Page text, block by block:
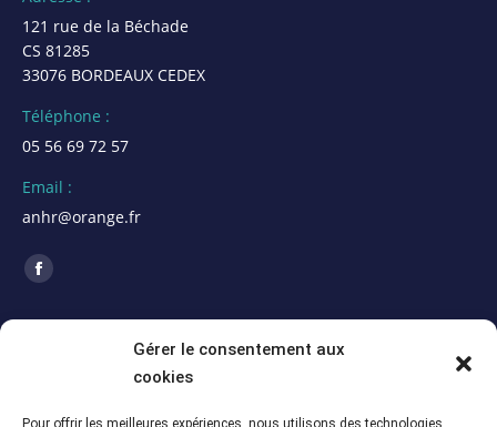
Gérer le consentement aux
cookies
Pour offrir les meilleures expériences, nous utilisons des technologies
121 rue de la Béchade
CS 81285
33076 BORDEAUX CEDEX
Téléphone :
05 56 69 72 57
Email :
anhr@orange.fr
Trouvez nous sur :
La
Assemblée Générale 2026 de la section Alpes